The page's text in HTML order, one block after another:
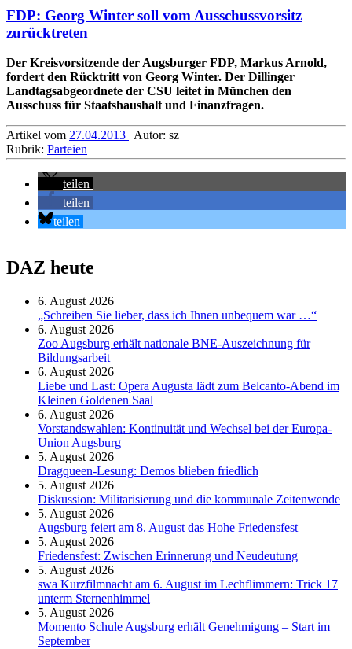
FDP: Georg Winter soll vom Ausschussvorsitz
zurücktreten
Der Kreisvorsitzende der Augsburger FDP, Markus Arnold,
fordert den Rücktritt von Georg Winter. Der Dillinger
Landtagsabgeordnete der CSU leitet in München den
Ausschuss für Staatshaushalt und Finanzfragen.
Artikel vom 27.04.2013 | Autor: sz
Rubrik: Parteien
teilen
teilen
teilen
DAZ heute
6. August 2026
„Schreiben Sie lieber, dass ich Ihnen unbequem war …“
6. August 2026
Zoo Augsburg erhält nationale BNE-Auszeichnung für
Bildungsarbeit
6. August 2026
Liebe und Last: Opera Augusta lädt zum Belcanto-Abend im
Kleinen Goldenen Saal
6. August 2026
Vorstandswahlen: Kontinuität und Wechsel bei der Europa-
Union Augsburg
5. August 2026
Dragqueen-Lesung: Demos blieben friedlich
5. August 2026
Diskussion: Mi­li­ta­ri­sie­rung und die kommunale Zeitenwende
5. August 2026
Augsburg feiert am 8. August das Hohe Friedensfest
5. August 2026
Friedensfest: Zwischen Erinnerung und Neudeutung
5. August 2026
swa Kurz­film­nacht am 6. August im Lech­flim­mern: Trick 17
unterm Sternen­himmel
5. August 2026
Momento Schule Augsburg erhält Genehmigung – Start im
September